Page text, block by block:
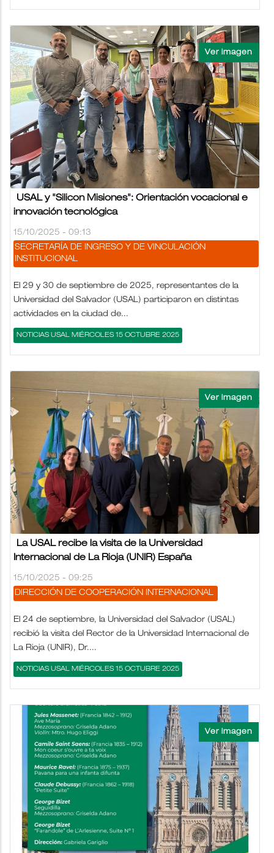
USAL y "Silicon Misiones": Orientación vocacional e
innovación tecnológica
15/10/2025 - 09:13
SECRETARÍA DE INGRESO Y DE VINCULACIÓN
INSTITUCIONAL
El 29 y 30 de septiembre de 2025, representantes de la
Universidad del Salvador (USAL) participaron en distintas
actividades en la ciudad de...
NOTICIAS USAL MIÉRCOLES 15 OCTUBRE 2025
La USAL recibe la visita de la Universidad
Internacional de La Rioja (UNIR) España
15/10/2025 - 09:25
DIRECCIÓN DE COOPERACIÓN INTERNACIONAL
El 24 de septiembre, la Universidad del Salvador (USAL)
recibió la visita del Rector de la Universidad Internacional de
La Rioja (UNIR), Dr....
NOTICIAS USAL MIÉRCOLES 15 OCTUBRE 2025